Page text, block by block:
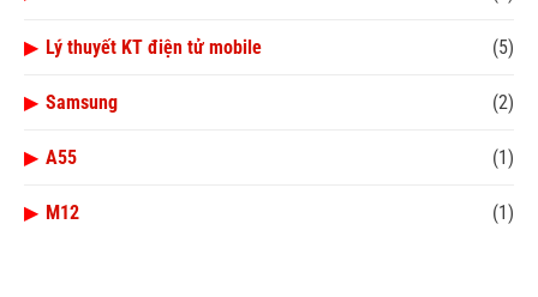
▶ Lý thuyết KT điện tử mobile (5)
▶ Samsung (2)
▶ A55 (1)
▶ M12 (1)